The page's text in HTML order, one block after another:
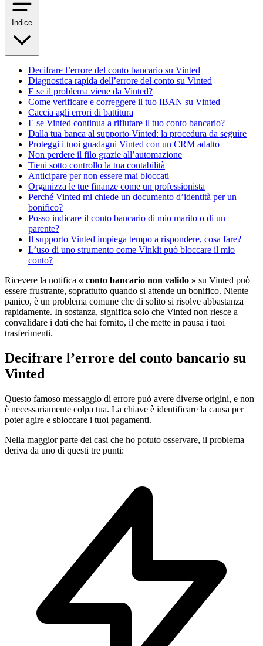
Indice
Decifrare l’errore del conto bancario su Vinted
Diagnostica rapida dell’errore del conto su Vinted
E se il problema viene da Vinted?
Come verificare e correggere il tuo IBAN su Vinted
Caccia agli errori di battitura
E se Vinted continua a rifiutare il tuo conto bancario?
Dalla tua banca al supporto Vinted: la procedura da seguire
Proteggi i tuoi guadagni Vinted con un CRM adatto
Non perdere il filo grazie all’automazione
Tieni sotto controllo la tua contabilità
Anticipare per non essere mai bloccati
Organizza le tue finanze come un professionista
Perché Vinted mi chiede un documento d’identità per un
bonifico?
Posso indicare il conto bancario di mio marito o di un
parente?
Il supporto Vinted impiega tempo a rispondere, cosa fare?
L’uso di uno strumento come Vinkit può bloccare il mio
conto?
Ricevere la notifica « conto bancario non valido » su Vinted può
essere frustrante, soprattutto quando si attende un bonifico. Niente
panico, è un problema comune che di solito si risolve abbastanza
rapidamente. In sostanza, significa solo che Vinted non riesce a
convalidare i dati che hai fornito, il che mette in pausa i tuoi
trasferimenti.
Decifrare l’errore del conto bancario su
Vinted
Questo famoso messaggio di errore può avere diverse origini, e non
è necessariamente colpa tua. La chiave è identificare la causa per
poter agire e sbloccare i tuoi pagamenti.
Nella maggior parte dei casi che ho potuto osservare, il problema
deriva da uno di questi tre punti: